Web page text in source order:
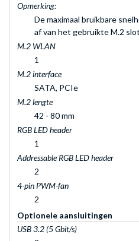
Opmerking:
De maximaal bruikbare
af van het gebruikte M.2
M.2 WLAN
1
M.2 interface
SATA, PCIe
M.2 lengte
42 - 80 mm
RGB LED header
1
Addressable RGB LED header
2
4-pin PWM-fan
2
Optionele aansluitingen
USB 3.2 (5 Gbit/s)